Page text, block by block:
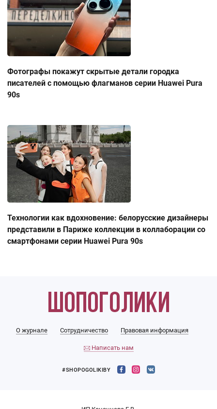
Фотографы покажут скрытые детали городка
писателей с помощью флагманов серии Huawei Pura
90s
Технологии как вдохновение: белорусские дизайнеры
представили в Париже коллекции в коллаборации со
смартфонами серии Huawei Pura 90s
О журнале Сотрудничество Правовая информация
Написать нам
#SHOPOGOLIKIBY